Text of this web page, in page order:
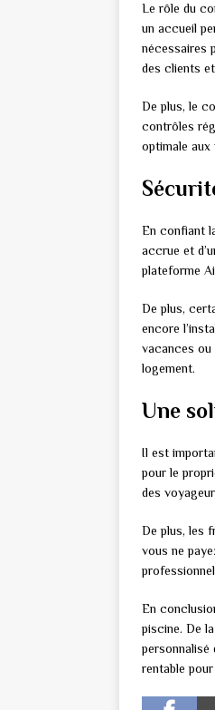
Le rôle du
un accueil
nécessaires
des clients
De plus, le
contrôles
optimale aux
En confiant
accrue et
plateforme
De plus,
encore
vacances
logement.
Une
Il est
pour le
des
De plus, les
vous ne
En
piscine. De
rentable